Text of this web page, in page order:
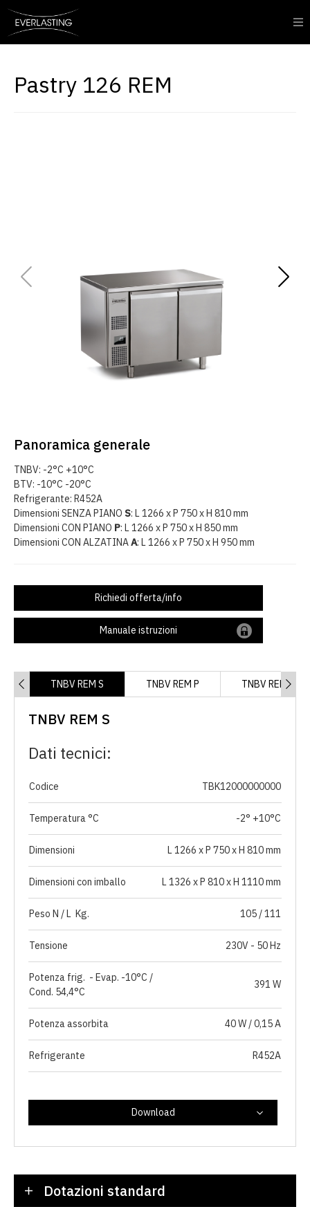
Pastry 126 REM
Panoramica generale
TNBV: -2°C +10°C
BTV: -10°C -20°C
Refrigerante: R452A
Dimensioni SENZA PIANO S: L 1266 x P 750 x H 810 mm
Dimensioni CON PIANO P: L 1266 x P 750 x H 850 mm
Dimensioni CON ALZATINAA: L 1266 x P 750 x H 950 mm
Richiedi offerta/info
Manuale istruzioni
TNBV REM S TNBV REM P TNBV REM A
TNBV REM S
Dati tecnici:
Codice TBK12000000000
Temperatura °C -2° +10°C
Dimensioni L 1266 x P 750 x H 810 mm
Dimensioni con imballo L 1326 x P 810 x H 1110 mm
Peso N / L Kg. 105 / 111
Tensione 230V - 50 Hz
Potenza frig. - Evap. -10°C /
Cond. 54,4°C
391 W
Potenza assorbita 40 W / 0,15 A
Refrigerante R452A
Download
Dotazioni standard